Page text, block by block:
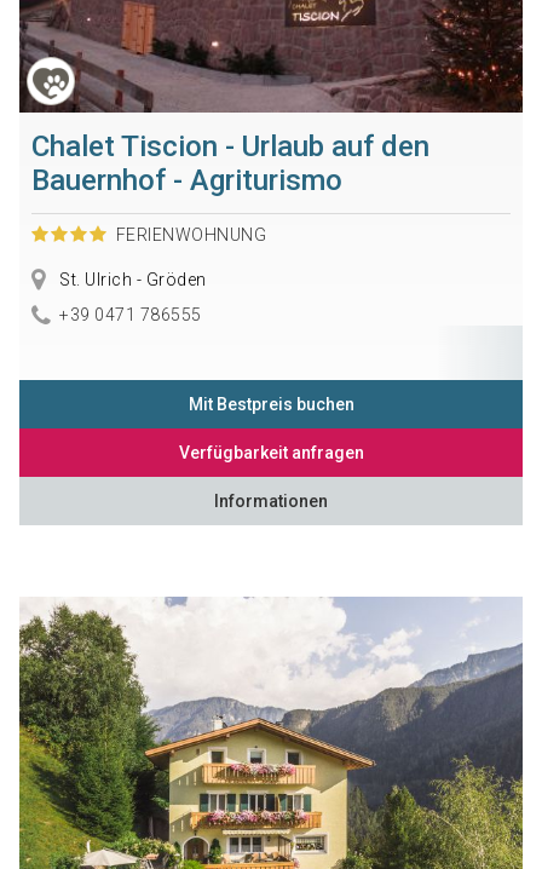
Chalet Tiscion - Urlaub auf den
Bauernhof - Agriturismo
FERIENWOHNUNG
St. Ulrich - Gröden
+39 0471 786555
Mit Bestpreis buchen
Verfügbarkeit anfragen
Informationen